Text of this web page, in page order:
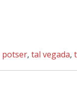
potser, tal vegada,